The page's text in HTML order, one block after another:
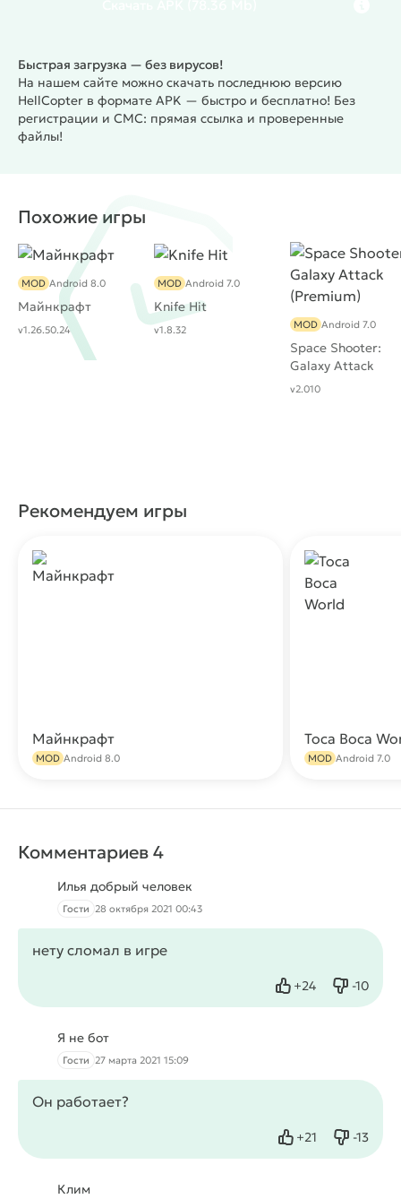
Быстрая загрузка — без вирусов!
На нашем сайте можно скачать последнюю версию
HellCopter в формате APK — быстро и бесплатно! Без
регистрации и СМС: прямая ссылка и проверенные
файлы!
Похожие игры
Майнкрафт
MOD Android 8.0
v1.26.50.24
Knife Hit
MOD Android 7.0
v1.8.32
Space Shooter:
Galaxy Attack
(Premium)
MOD Android 7.0
v2.010
Рекомендуем игры
Майнкрафт
MOD Android 8.0
Toca Boca
MOD Android 7.0
Комментариев 4
Илья добрый человек
Гости 28 октября 2021 00:43
нету сломал в игре
+24
Нравится -10
Не
Я не бот
Гости 27 марта 2021 15:09
Он работает?
+21
Нравится -13
Не
Клим